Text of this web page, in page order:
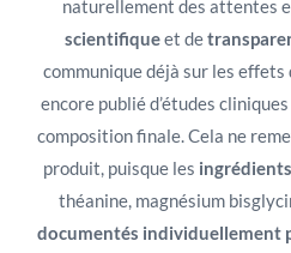
naturellement des attentes
scientifiqueet de
communique déjà sur les effets
encore publié d’études
composition finale. Cela ne
produit, puisque les
théanine, magnésium
documentés individuellement